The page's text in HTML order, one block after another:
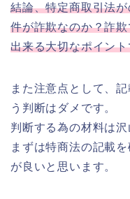
結論、特定商取引法
件が詐欺なのか？詐
出来る大切なポイン
また注意点として、
う判断はダメです。
判断する為の材料は沢
まずは特商法の記載
が良いと思います。